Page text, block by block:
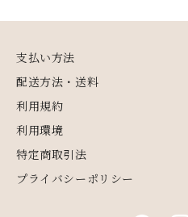
支払い方法
配送方法・送料
利用規約
利用環境
特定商取引法
プライバシーポリシー